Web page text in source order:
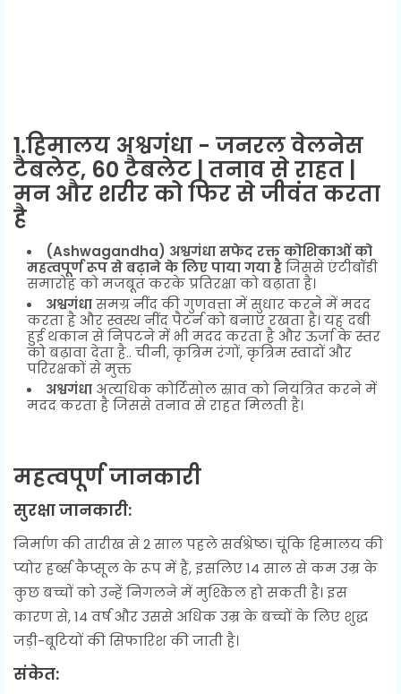
1.हिमालय अश्वगंधा - जनरल वेलनेस
टैबलेट, 60 टैबलेट | तनाव से राहत |
मन और शरीर को फिर से जीवंत करता
है
(Ashwagandha) अश्वगंधा सफेद रक्त कोशिकाओं को
महत्वपूर्ण रूप से बढ़ाने के लिए पाया गया हैजिससे एंटीबॉडी
समारोह को मजबूत करके प्रतिरक्षा को बढ़ाता है।
अश्वगंधासमग्र नींद की गुणवत्ता में सुधार करने में मदद
करता है और स्वस्थ नींद पैटर्न को बनाए रखता है। यह दबी
हुई थकान से निपटने में भी मदद करता है और ऊर्जा के स्तर
को बढ़ावा देता है.. चीनी, कृत्रिम रंगों, कृत्रिम स्वादों और
परिरक्षकों से मुक्त
अश्वगंधा अत्यधिक कोर्टिसोल स्राव को नियंत्रित करने में
मदद करता है जिससे तनाव से राहत मिलती है।
महत्वपूर्ण जानकारी
सुरक्षा जानकारी:
निर्माण की तारीख से 2 साल पहले सर्वश्रेष्ठ। चूंकि हिमालय की
प्योर हर्ब्स कैप्सूल के रूप में हैं, इसलिए 14 साल से कम उम्र के
कुछ बच्चों को उन्हें निगलने में मुश्किल हो सकती है। इस
कारण से, 14 वर्ष और उससे अधिक उम्र के बच्चों के लिए शुद्ध
जड़ी-बूटियों की सिफारिश की जाती है।
संकेत: